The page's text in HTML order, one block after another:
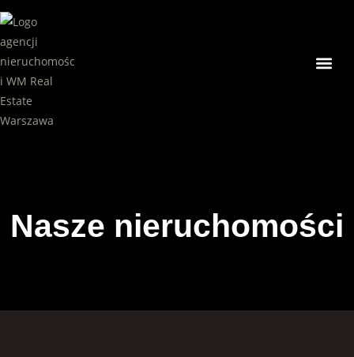
Nasze nieruchomości